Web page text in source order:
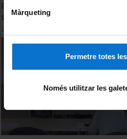
Màrqueting
Permetre totes
Només utilitzar les
Perfils lingüístics dels futurs
secundària. Dominància, ús del